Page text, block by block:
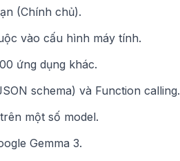
(Chính chủ).
vào cấu hình máy tính.
ứng dụng khác.
schema) và Function calling.
một số model.
Gemma 3.